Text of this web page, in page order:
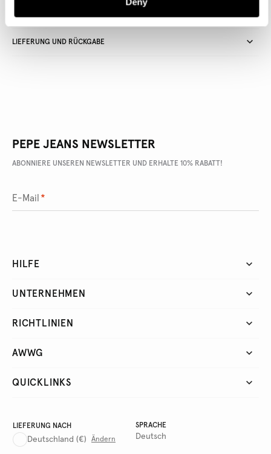
ARTIKEL DETAILS
LIEFERUNG UND RÜCKGABE
PEPE JEANS NEWSLETTER
ABONNIERE UNSEREN NEWSLETTER UND ERHALTE 10% RABATT!
E-Mail *
HILFE
UNTERNEHMEN
RICHTLINIEN
AWWG
QUICKLINKS
LIEFERUNG NACH
Deutschland (€) Ändern
SPRACHE
Deutsch